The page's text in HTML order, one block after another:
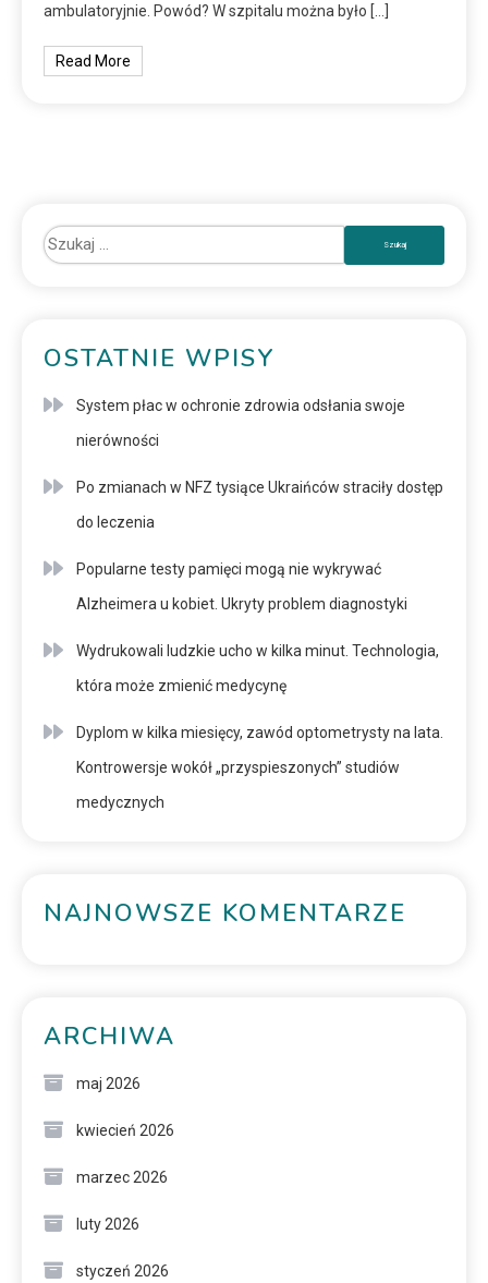
ambulatoryjnie. Powód? W szpitalu można było […]
Read More
OSTATNIE WPISY
System płac w ochronie zdrowia odsłania swoje
nierówności
Po zmianach w NFZ tysiące Ukraińców straciły dostęp
do leczenia
Popularne testy pamięci mogą nie wykrywać
Alzheimera u kobiet. Ukryty problem diagnostyki
Wydrukowali ludzkie ucho w kilka minut. Technologia,
która może zmienić medycynę
Dyplom w kilka miesięcy, zawód optometrysty na lata.
Kontrowersje wokół „przyspieszonych” studiów
medycznych
NAJNOWSZE KOMENTARZE
ARCHIWA
maj 2026
kwiecień 2026
marzec 2026
luty 2026
styczeń 2026